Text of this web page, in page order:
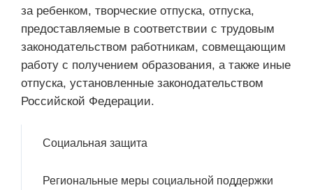
за ребенком, творческие отпуска, отпуска,
предоставляемые в соответствии с трудовым
законодательством работникам, совмещающим
работу с получением образования, а также иные
отпуска, установленные законодательством
Российской Федерации.
Социальная защита
Региональные меры социальной поддержки